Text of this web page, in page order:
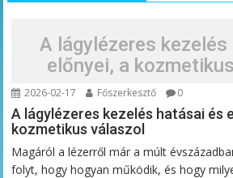
A lágylézeres
előnyei, a
2026-02-17 Főszerkesztő 0
A lágylézeres kezelés hatásai és
kozmetikus válaszol
Magáról a lézerről már a múlt
folyt, hogy hogyan működik, és hogy